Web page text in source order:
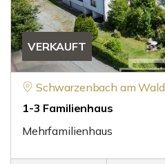
VERKAUFT
Schwarzenbach am Wald
1-3 Familienhaus
Mehrfamilienhaus